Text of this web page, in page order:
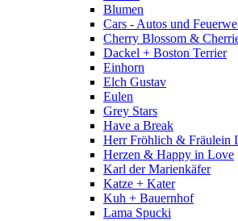
Blumen
Cars - Autos und
Cherry Blossom &
Dackel + Boston Terrier
Einhorn
Elch Gustav
Eulen
Grey Stars
Have a Break
Herr Fröhlich & Fräulein
Herzen & Happy in Love
Karl der Marienkäfer
Katze + Kater
Kuh + Bauernhof
Lama Spucki